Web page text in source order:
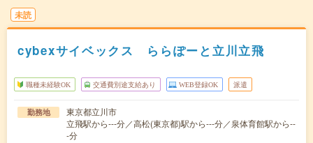
未読
cybexサイベックス ららぽーと立川立飛
職種未経験OK 交通費別途支給あり WEB登録OK 派遣
勤務地
東京都立川市
立飛駅から---分／高松(東京都)駅から---分／泉体育館駅から--
-分